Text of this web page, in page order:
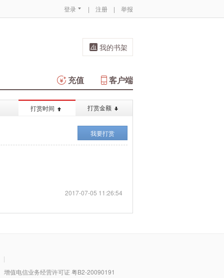
登录 | 注册 | 举报
我的书架
客户端
充值
打赏时间 打赏金额
我要打赏
2017-07-05 11:26:54
|
值电信业务经营许可证 粤B2-20090191